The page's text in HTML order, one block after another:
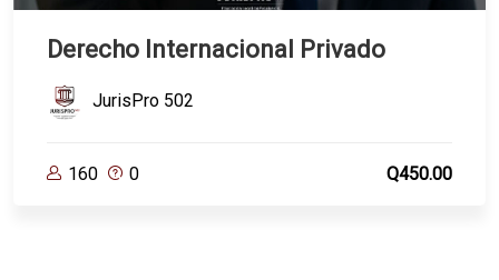
Derecho Internacional Privado
JurisPro 502
160 0 Q450.00